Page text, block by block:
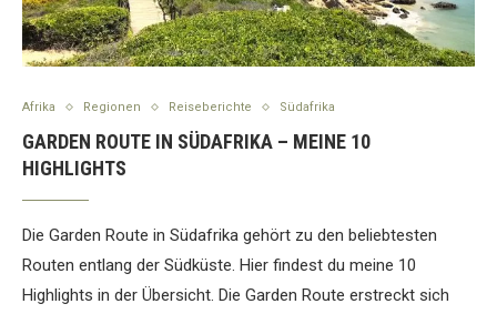
Afrika Regionen Reiseberichte Südafrika
GARDEN ROUTE IN SÜDAFRIKA – MEINE 10
HIGHLIGHTS
Die Garden Route in Südafrika gehört zu den beliebtesten
Routen entlang der Südküste. Hier findest du meine 10
Highlights in der Übersicht. Die Garden Route erstreckt sich